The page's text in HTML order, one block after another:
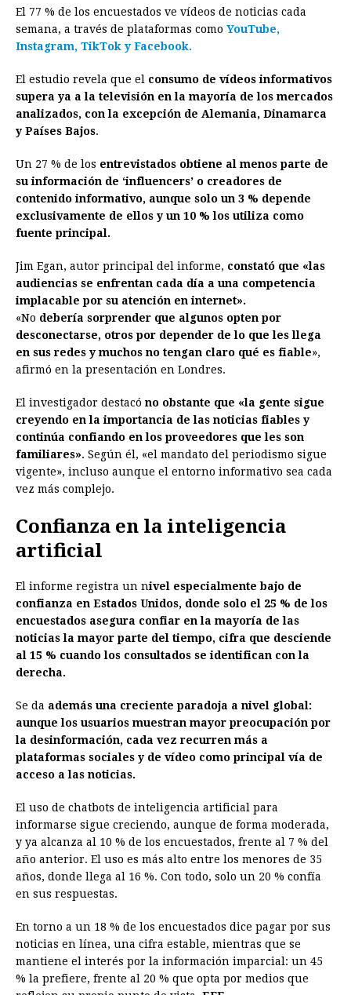
El 77 % de los encuestados ve vídeos de noticias cada
semana, a través de plataformas como YouTube,
Instagram, TikTok y Facebook.
El estudio revela que el consumo de vídeos informativos
supera ya a la televisión en la mayoría de los mercados
analizados, con la excepción de Alemania, Dinamarca
y Países Bajos.
Un 27 % de los entrevistados obtiene al menos parte de
su información de ‘influencers’ o creadores de
contenido informativo, aunque solo un 3 % depende
exclusivamente de ellos y un 10 % los utiliza como
fuente principal.
Jim Egan, autor principal del informe, constató que «las
audiencias se enfrentan cada día a una competencia
implacable por su atención en internet».
«No debería sorprender que algunos opten por
desconectarse, otros por depender de lo que les llega
en sus redes y muchos no tengan claro qué es fiable»,
afirmó en la presentación en Londres.
El investigador destacó no obstante que «la gente sigue
creyendo en la importancia de las noticias fiables y
continúa confiando en los proveedores que les son
familiares». Según él, «el mandato del periodismo sigue
vigente», incluso aunque el entorno informativo sea cada
vez más complejo.
Confianza en la inteligencia
artificial
El informe registra un nivel especialmente bajo de
confianza en Estados Unidos, donde solo el 25 % de los
encuestados asegura confiar en la mayoría de las
noticias la mayor parte del tiempo, cifra que desciende
al 15 % cuando los consultados se identifican con la
derecha.
Se da además una creciente paradoja a nivel global:
aunque los usuarios muestran mayor preocupación por
la desinformación, cada vez recurren más a
plataformas sociales y de vídeo como principal vía de
acceso a las noticias.
El uso de chatbots de inteligencia artificial para
informarse sigue creciendo, aunque de forma moderada,
y ya alcanza al 10 % de los encuestados, frente al 7 % del
año anterior. El uso es más alto entre los menores de 35
años, donde llega al 16 %. Con todo, solo un 20 % confía
en sus respuestas.
En torno a un 18 % de los encuestados dice pagar por sus
noticias en línea, una cifra estable, mientras que se
mantiene el interés por la información imparcial: un 45
% la prefiere, frente al 20 % que opta por medios que